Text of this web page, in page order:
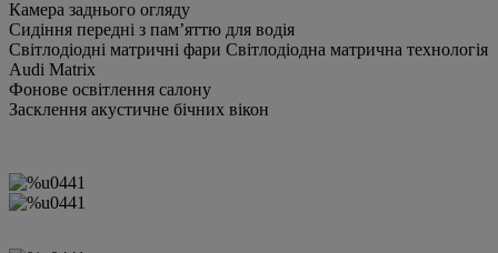
Камера заднього огляду
Сидіння передні з пам’яттю для водія
Світлодіодні матричні фари Світлодіодна матрична технологія
Audi Matrix
Фонове освітлення салону
Засклення акустичне бічних вікон